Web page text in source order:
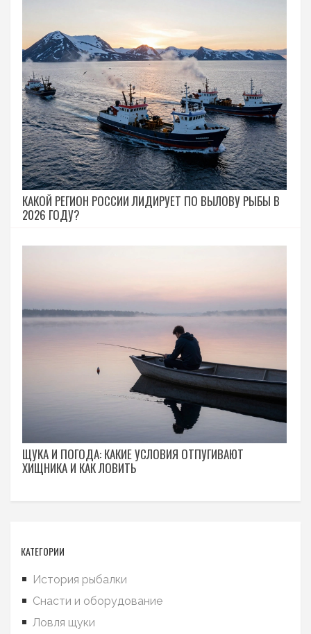
КАКОЙ РЕГИОН РОССИИ ЛИДИРУЕТ ПО ВЫЛОВУ РЫБЫ В
2026 ГОДУ?
ЩУКА И ПОГОДА: КАКИЕ УСЛОВИЯ ОТПУГИВАЮТ
ХИЩНИКА И КАК ЛОВИТЬ
КАТЕГОРИИ
История рыбалки
Снасти и оборудование
Ловля щуки